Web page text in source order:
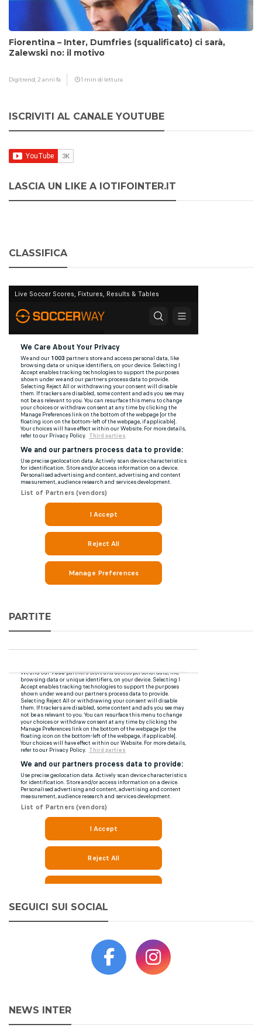
Fiorentina – Inter, Dumfries (squalificato) ci sarà,
Zalewski no: il motivo
Digitrend, 2 anni fa 1 min di lettura
ISCRIVITI AL CANALE YOUTUBE
LASCIA UN LIKE A IOTIFOINTER.IT
CLASSIFICA
PARTITE
SEGUICI SUI SOCIAL
NEWS INTER